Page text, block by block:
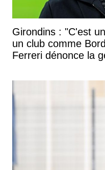
Girondins : "C'est
un club comme
Ferreri dénonce la